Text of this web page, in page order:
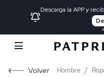
Descarga la APP y
Volver Hombre